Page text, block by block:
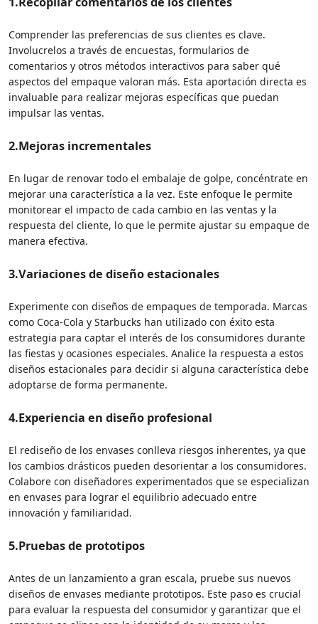
Comprender las preferencias de sus clientes es clave.
Involucrelos a través de encuestas, formularios de
comentarios y otros métodos interactivos para saber qué
aspectos del empaque valoran más. Esta aportación directa es
invaluable para realizar mejoras específicas que puedan
impulsar las ventas.
2.Mejoras incrementales
En lugar de renovar todo el embalaje de golpe, concéntrate en
mejorar una característica a la vez. Este enfoque le permite
monitorear el impacto de cada cambio en las ventas y la
respuesta del cliente, lo que le permite ajustar su empaque de
manera efectiva.
3.Variaciones de diseño estacionales
Experimente con diseños de empaques de temporada. Marcas
como Coca-Cola y Starbucks han utilizado con éxito esta
estrategia para captar el interés de los consumidores durante
las fiestas y ocasiones especiales. Analice la respuesta a estos
diseños estacionales para decidir si alguna característica debe
adoptarse de forma permanente.
4.Experiencia en diseño profesional
El rediseño de los envases conlleva riesgos inherentes, ya que
los cambios drásticos pueden desorientar a los consumidores.
Colabore con diseñadores experimentados que se especializan
en envases para lograr el equilibrio adecuado entre
innovación y familiaridad.
5.Pruebas de prototipos
Antes de un lanzamiento a gran escala, pruebe sus nuevos
diseños de envases mediante prototipos. Este paso es crucial
para evaluar la respuesta del consumidor y garantizar que el